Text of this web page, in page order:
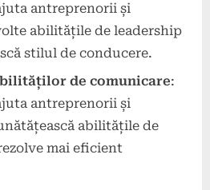
antreprenorii și
abilitățile de leadership
stilul de conducere.
de comunicare:
antreprenorii și
abilitățile de
mai eficient